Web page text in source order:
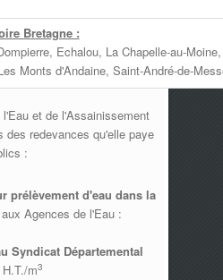
Bretagne :
Echalou, La Chapelle-au-
Monts d'Andaine, Saint-André-de-
et de l'Assainissement
des redevances qu'elle paye
:
prélèvement d'eau dans la
Agences de l'Eau :
Syndicat Départemental
m3